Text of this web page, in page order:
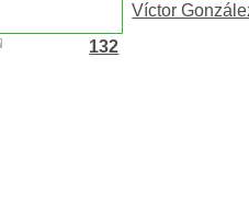
132
Víctor